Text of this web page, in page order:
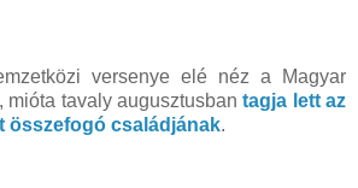
versenye elé néz a Magyar
mióta tavaly augusztusbantagja lett az
összefogó családjának.